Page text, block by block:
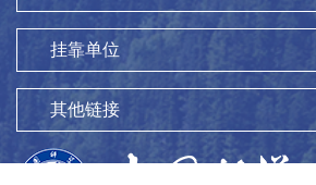
挂靠单位
其他链接